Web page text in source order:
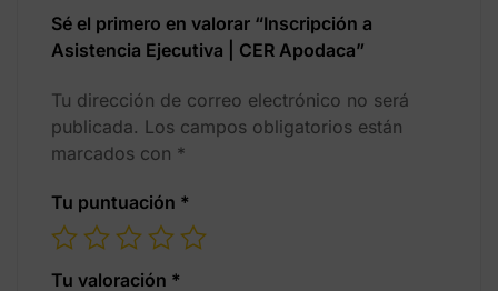
Sé el primero en valorar “Inscripción a
Asistencia Ejecutiva | CER Apodaca”
Tu dirección de correo electrónico no será
publicada. Los campos obligatorios están
marcados con *
Tu puntuación *
Tu valoración *